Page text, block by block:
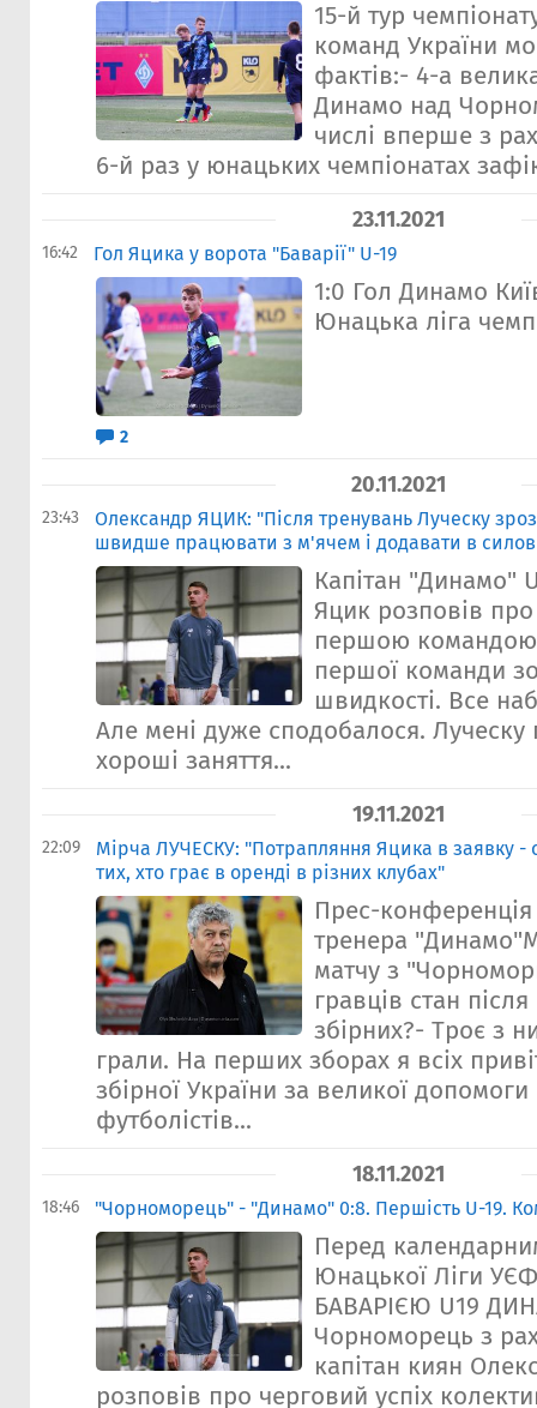
15-й тур
команд України
фактів:- 4-а
Динамо над
числі вперше з
6-й раз у юнацьких чемпіонатах
23.11.2021
16:42 Гол Яцика у ворота "Баварії" U-19
1:0 Гол Динамо
Юнацька ліга
2
20.11.2021
23:43
Олександр ЯЦИК: "Після тренувань Луческу
швидше працювати з м'ячем і додавати в
Капітан "Динамо"
Яцик розповів
першою
першої команди
швидкості. Все
Але мені дуже сподобалося.
хороші заняття...
19.11.2021
22:09
Мірча ЛУЧЕСКУ: "Потрапляння Яцика в заявку -
тих, хто грає в оренді в різних клубах"
Прес-
тренера
матчу з
гравців стан
збірних?- Троє з
грали. На перших зборах я всіх
збірної України за великої
футболістів...
18.11.2021
18:46 "Чорноморець" - "Динамо" 0:8. Першість U-19.
Перед
Юнацької Ліги
БАВАРІЄЮ U19
Чорноморець з
капітан киян
розповів про черговий успіх